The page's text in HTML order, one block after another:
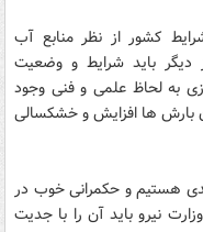
کشور از نظر منابع آب
باید شرایط و وضعیت
به لحاظ علمی و فنی وجود
بارش ها افزایش و خشکسالی
هستیم و حکمرانی خوب در
نیرو باید آن را با جدیت